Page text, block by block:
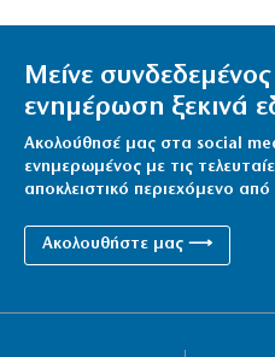
Μείνε
ενημέρωση ξεκινά
Ακολούθησέ μας στα social
ενημερωμένος με τις
αποκλειστικό περιεχόμενο
Ακολουθήστε μας ⟶